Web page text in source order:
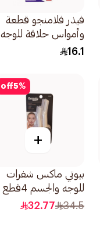
فيذر فلامنجو قطعة
وأمواس حلاقة للوجه
والجسم الرقيقة 1قطعة
16.1
5%
off
+
بيوتي ماكس شفرات
للوجه والجسم 4قطع
34.5
32.77